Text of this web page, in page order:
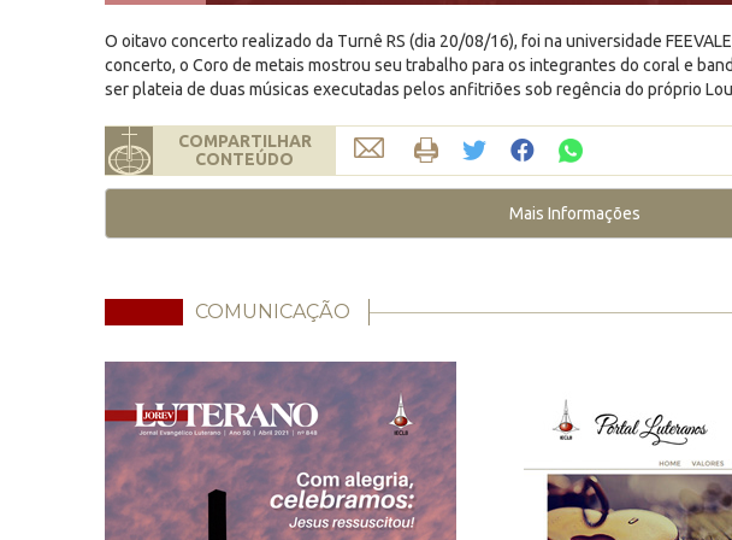
O oitavo concerto realizado da Turnê RS (dia 20/08/16), foi na universidade
concerto, o Coro de metais mostrou seu trabalho para os integrantes do coral e
ser plateia de duas músicas executadas pelos anfitriões sob regência do próprio
COMPARTILHAR
CONTEÚDO
Mais Informações
COMUNICAÇÃO